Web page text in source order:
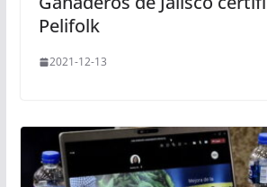
Pelifolk
2021-12-13